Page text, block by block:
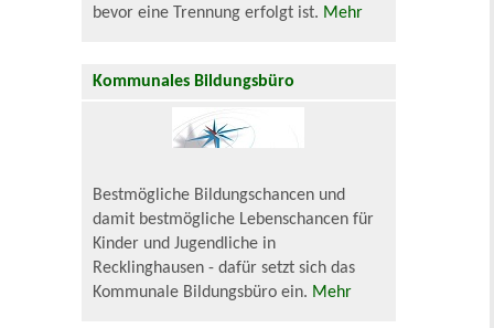
bevor eine Trennung erfolgt ist. Mehr
Kommunales Bildungsbüro
Bestmögliche Bildungschancen und
damit bestmögliche Lebenschancen für
Kinder und Jugendliche in
Recklinghausen - dafür setzt sich das
Kommunale Bildungsbüro ein. Mehr